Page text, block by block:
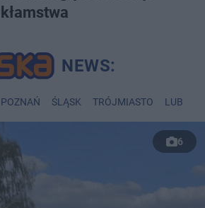
POZNAŃ ŚLĄSK TRÓJMIASTO LUBLIN
6